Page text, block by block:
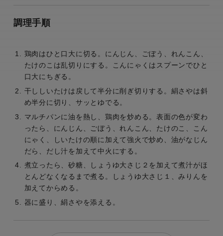
調理手順
鶏肉はひと口大に切る。にんじん、ごぼう、れんこん、
たけのこは乱切りにする。こんにゃくはスプーンでひと
口大にちぎる。
干ししいたけは戻して半分に削ぎ切りする。絹さやは斜
め半分に切り、サッとゆでる。
マルチパンに油を熱し、鶏肉を炒める。表面の色が変わ
ったら、にんじん、ごぼう、れんこん、たけのこ、こん
にゃく、しいたけの順に加えて強火で炒め、油がなじん
だら、だし汁を加えて中火にする。
煮立ったら、砂糖、しょうゆ大さじ２を加えて煮汁がほ
とんどなくなるまで煮る。しょうゆ大さじ１、みりんを
加えてからめる。
器に盛り、絹さやを添える。